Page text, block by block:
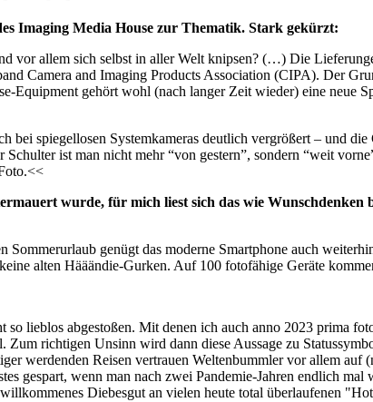
Imaging Media House zur Thematik. Stark gekürzt:
vor allem sich selbst in aller Welt knipsen? (…) Die
Camera and Imaging Products Association (CIPA). Der
gehört wohl (nach langer Zeit wieder) eine neue
bei spiegellosen Systemkameras deutlich vergrößert – und
Schulter ist man nicht mehr “von gestern”, sondern “weit
wurde, für mich liest sich das wie Wunschdenken
Sommerurlaub genügt das moderne Smartphone auch
alten Hääändie-Gurken. Auf 100 fotofähige Geräte
lieblos abgestoßen. Mit denen ich auch anno 2023 prima
richtigen Unsinn wird dann diese Aussage zu
werdenden Reisen vertrauen Weltenbummler vor allem auf
gespart, wenn man nach zwei Pandemie-Jahren endlich
Diebesgut an vielen heute total überlaufenen